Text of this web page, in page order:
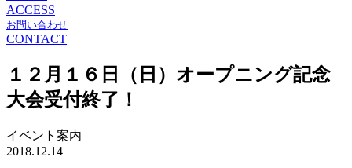
ACCESS
お問い合わせ
CONTACT
１２月１６日（日）オープニング記念
大会受付終了！
イベント案内
2018.12.14